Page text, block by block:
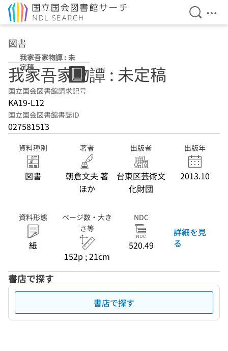
検索を
メ
図書
我家吾家物譚 : 未
定稿
我家吾家物譚 : 未定稿
国立国会図書館請求記号
KA19-L12
国立国会図書館書誌ID
027581513
資料種別
図書
著者
朝倉文夫 著
ほか
出版者
台東区芸術文
化財団
出版年
2013.10
資料形態
紙
ページ数・大き
さ等
152p ; 21cm
NDC
520.49
詳細を見
る
書店で探す
書店で探す